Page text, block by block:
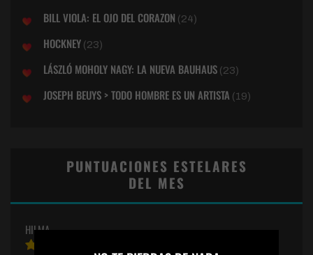
BILL VIOLA: EL OJO DEL CORAZON (24)
HOCKNEY (23)
LÁSZLÓ MOHOLY NAGY: LA NUEVA BAUHAUS (23)
JOSEPH BEUYS > TODO HOMBRE ES UN ARTISTA (19)
PUNTUACIONES ESTELARES
DEL MES
HILMA